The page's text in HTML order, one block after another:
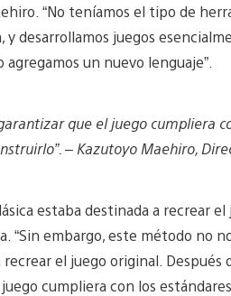
“No teníamos el tipo de
y desarrollamos juegos
un nuevo lenguaje”.
que el juego cumpliera
– Kazutoyo Maehiro,
estaba destinada a recrear
“Sin embargo, este método no
el juego original.
cumpliera con los